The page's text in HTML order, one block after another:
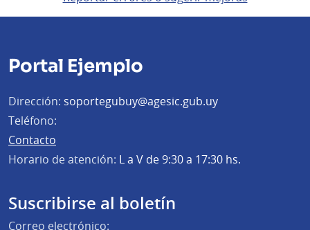
Portal Ejemplo
Dirección: soportegubuy@agesic.gub.uy
Teléfono:
Contacto
Horario de atención: L a V de 9:30 a 17:30 hs.
Suscribirse al boletín
Correo electrónico: